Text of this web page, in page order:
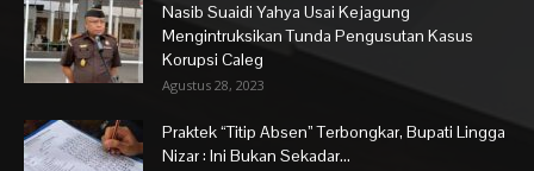
Nasib Suaidi Yahya Usai Kejagung
Mengintruksikan Tunda Pengusutan Kasus
Korupsi Caleg
Agustus 28, 2023
Praktek “Titip Absen” Terbongkar, Bupati Lingga
Nizar : Ini Bukan Sekadar...